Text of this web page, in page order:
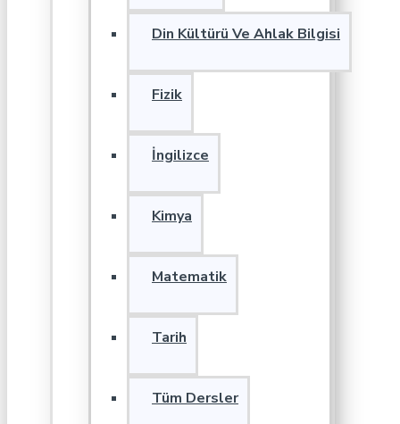
Din Kültürü Ve Ahlak Bilgisi
Fizik
İngilizce
Kimya
Matematik
Tarih
Tüm Dersler